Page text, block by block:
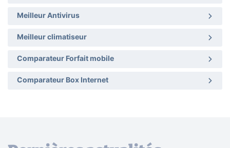
Meilleur Antivirus
Meilleur climatiseur
Comparateur Forfait mobile
Comparateur Box Internet